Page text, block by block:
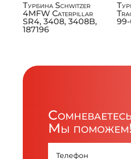
Турбина Schwitzer
4MFW Caterpillar
SR4, 3408, 3408B,
187196
99-
Мы поможем!